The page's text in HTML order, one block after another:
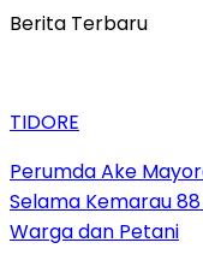
Berita Terbaru
TIDORE
Perumda Ake
Selama Kemarau
Warga dan Petani